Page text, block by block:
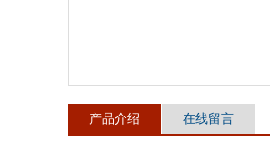
产品介绍 在线留言